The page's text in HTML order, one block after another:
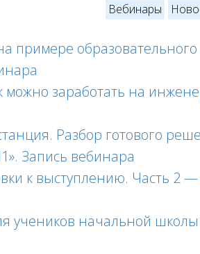
Вебинары
примере
можно заработать на
Разбор готового
Запись вебинара
к выступлению. Часть 2 —
учеников начальной школы